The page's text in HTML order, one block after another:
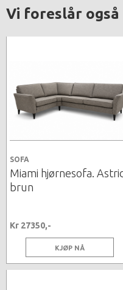
Vi foreslår også
SOFA
Miami hjørnesofa.
brun
Kr 27350,-
KJØP NÅ